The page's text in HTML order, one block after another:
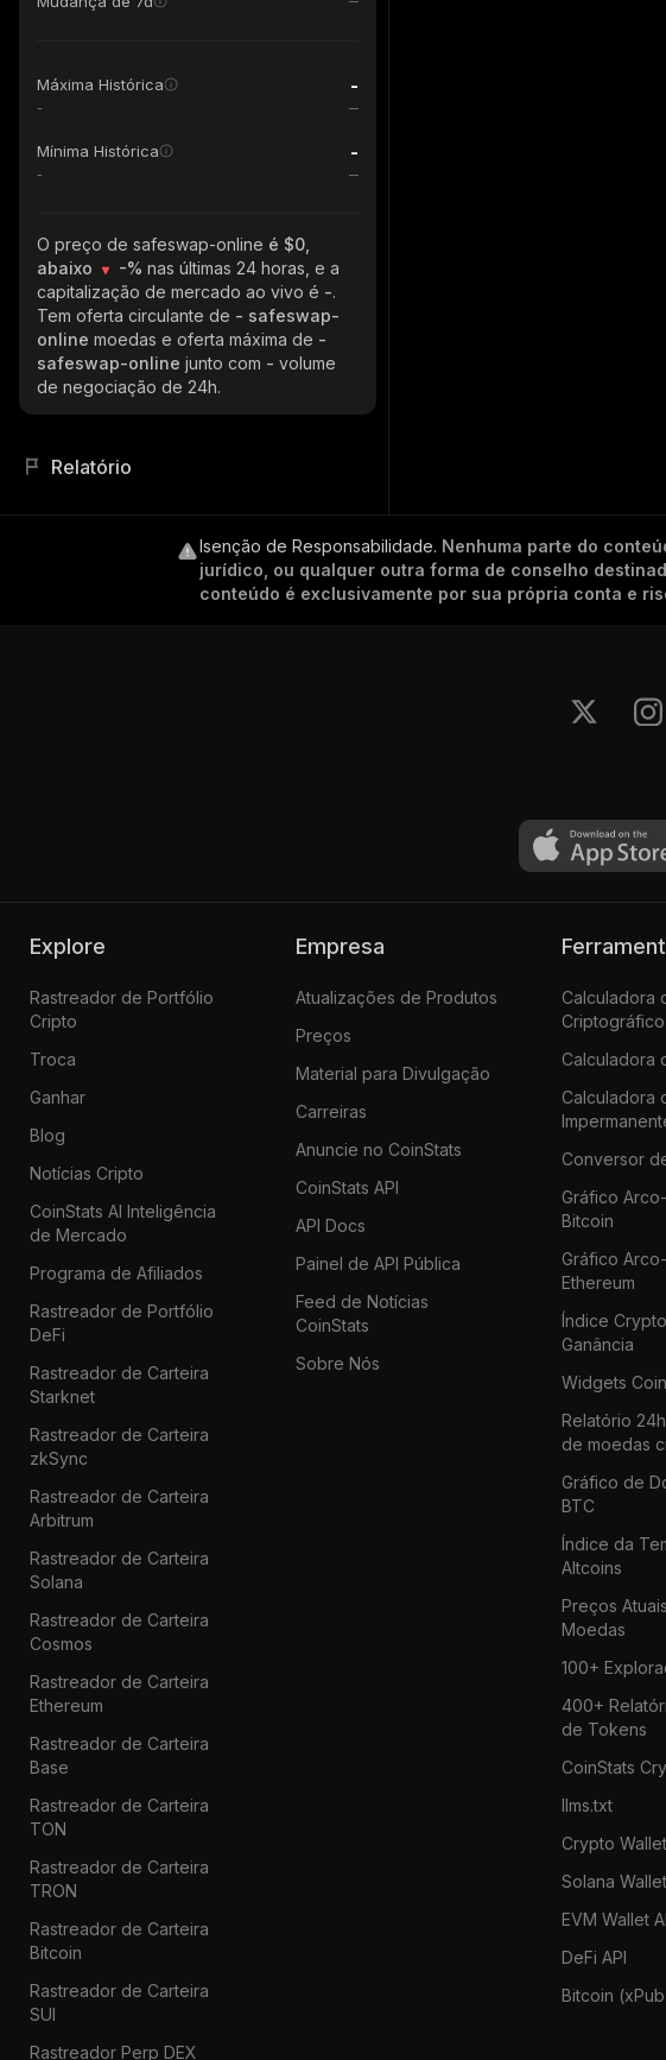
Máxima Histórica -
-
Mínima Histórica -
-
O preço de safeswap-online é $0,
abaixo
-% nas últimas 24 horas, e a
capitalização de mercado ao vivo é -.
Tem oferta circulante de - safeswap-
online moedas e oferta máxima de -
safeswap-online junto com - volume
de negociação de 24h.
Relatório
Isenção de Responsabilidade. Nenhuma parte do
jurídico, ou qualquer outra forma de conselho
conteúdo é exclusivamente por sua própria conta e
Explore
Rastreador de Portfólio
Cripto
Troca
Ganhar
Blog
Notícias Cripto
CoinStats AI Inteligência
de Mercado
Programa de Afiliados
Rastreador de Portfólio
DeFi
Rastreador de Carteira
Starknet
Rastreador de Carteira
zkSync
Rastreador de Carteira
Arbitrum
Rastreador de Carteira
Solana
Rastreador de Carteira
Cosmos
Rastreador de Carteira
Ethereum
Rastreador de Carteira
Base
Rastreador de Carteira
TON
Rastreador de Carteira
TRON
Rastreador de Carteira
Bitcoin
Rastreador de Carteira
SUI
Rastreador Perp DEX
Empresa
Atualizações de Produtos
Preços
Material para Divulgação
Carreiras
Anuncie no CoinStats
CoinStats API
API Docs
Painel de API Pública
Feed de Notícias
CoinStats
Sobre Nós
Calculadora
Criptográfico
Calculadora
Calculadora
Conversor
Gráfico
Bitcoin
Gráfico
Ethereum
Índice
Ganância
Widgets
Relatório
de moedas
Gráfico de
BTC
Índice da
Altcoins
Preços
Moedas
100+
400+
de Tokens
CoinStats
llms.txt
Crypto
Solana
EVM Wallet
DeFi API
Bitcoin